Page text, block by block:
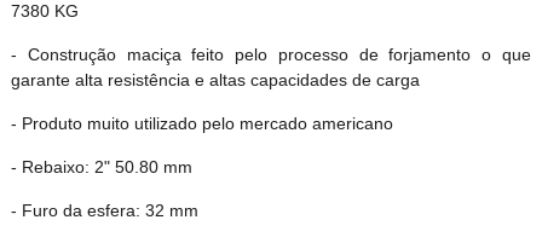
7380 KG
- Construção maciça feito pelo processo de forjamento o que
garante alta resistência e altas capacidades de carga
- Produto muito utilizado pelo mercado americano
- Rebaixo: 2" 50.80 mm
- Furo da esfera: 32 mm